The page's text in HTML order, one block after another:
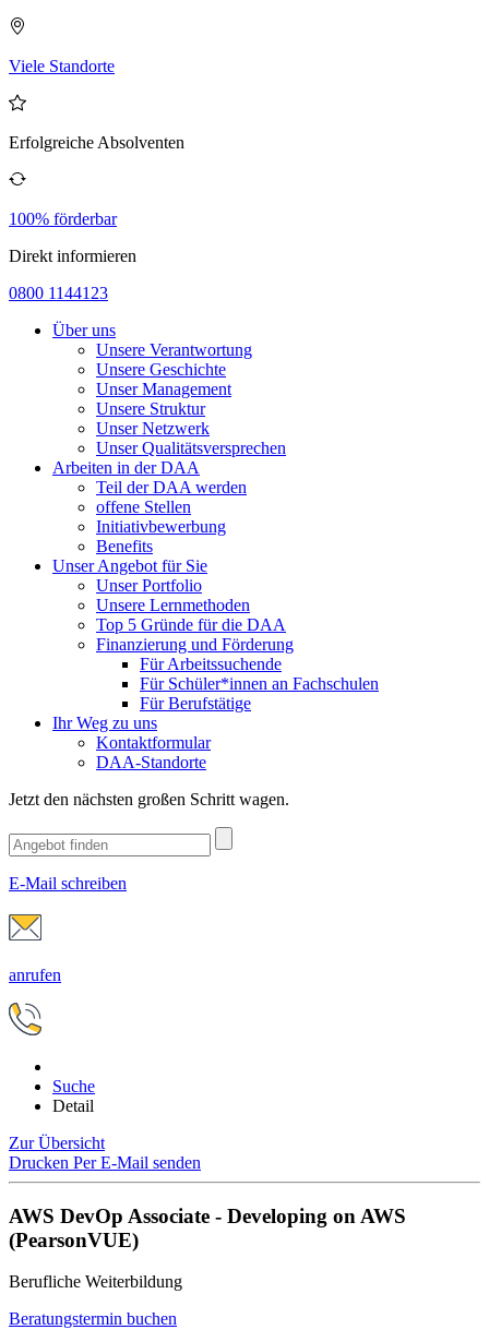
Viele Standorte
Erfolgreiche Absolventen
100% förderbar
Direkt informieren
0800 1144123
Über uns
Unsere Verantwortung
Unsere Geschichte
Unser Management
Unsere Struktur
Unser Netzwerk
Unser Qualitätsversprechen
Arbeiten in der DAA
Teil der DAA werden
offene Stellen
Initiativbewerbung
Benefits
Unser Angebot für Sie
Unser Portfolio
Unsere Lernmethoden
Top 5 Gründe für die DAA
Finanzierung und Förderung
Für Arbeitssuchende
Für Schüler*innen an Fachschulen
Für Berufstätige
Ihr Weg zu uns
Kontaktformular
DAA-Standorte
Jetzt den nächsten großen Schritt wagen.
E-Mail schreiben
anrufen
Suche
Detail
Zur Übersicht
Drucken Per E-Mail senden
AWS DevOp Associate - Developing on AWS
(PearsonVUE)
Berufliche Weiterbildung
Beratungstermin buchen